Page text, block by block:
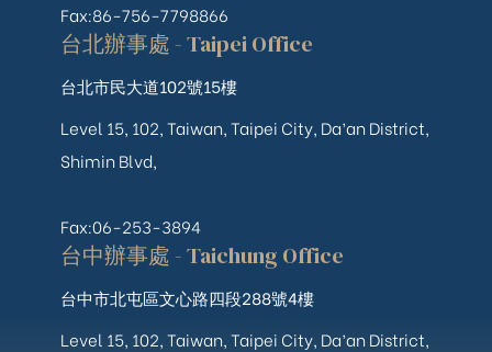
Fax:86-756-7798866
台北辦事處 - Taipei Office
台北市民大道102號15樓
Level 15, 102, Taiwan, Taipei City, Da’an District,
Shimin Blvd,
Fax:06-253-3894
台中辦事處 - Taichung Office
台中市北屯區文心路四段288號4樓
Level 15, 102, Taiwan, Taipei City, Da’an District,